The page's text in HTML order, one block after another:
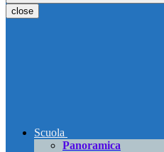
close
Scuola
Panoramica